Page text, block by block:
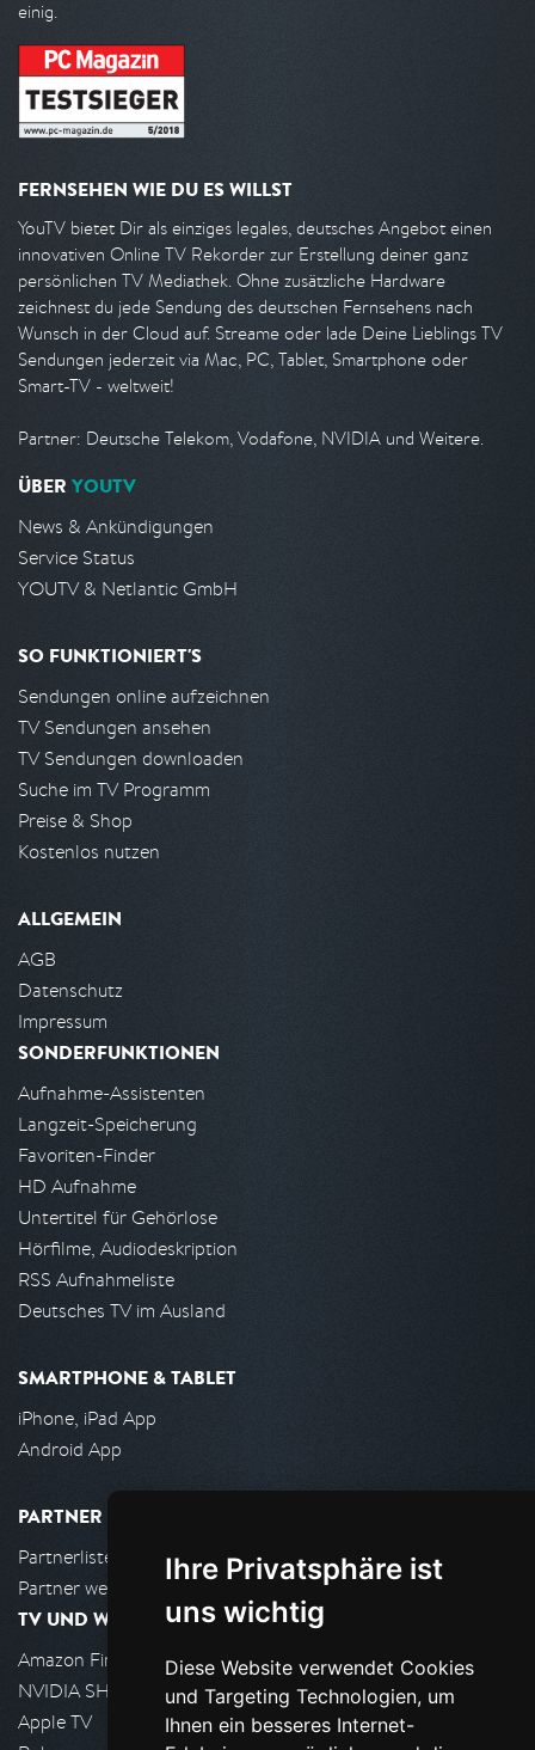
Ihre Privatsphäre ist
uns wichtig
Diese Website verwendet Cookies
und Targeting Technologien, um
Ihnen ein besseres Internet-
einig.
FERNSEHEN WIE DU ES WILLST
YouTV bietet Dir als einziges legales, deutsches Angebot einen
innovativen Online TV Rekorder zur Erstellung deiner ganz
persönlichen TV Mediathek. Ohne zusätzliche Hardware
zeichnest du jede Sendung des deutschen Fernsehens nach
Wunsch in der Cloud auf. Streame oder lade Deine Lieblings TV
Sendungen jederzeit via Mac, PC, Tablet, Smartphone oder
Smart-TV - weltweit!
Partner: Deutsche Telekom, Vodafone, NVIDIA und Weitere.
ÜBER YOUTV
News & Ankündigungen
Service Status
YOUTV & Netlantic GmbH
SO FUNKTIONIERT'S
Sendungen online aufzeichnen
TV Sendungen ansehen
TV Sendungen downloaden
Suche im TV Programm
Preise & Shop
Kostenlos nutzen
ALLGEMEIN
AGB
Datenschutz
Impressum
SONDERFUNKTIONEN
Aufnahme-Assistenten
Langzeit-Speicherung
Favoriten-Finder
HD Aufnahme
Untertitel für Gehörlose
Hörfilme, Audiodeskription
RSS Aufnahmeliste
Deutsches TV im Ausland
SMARTPHONE & TABLET
iPhone, iPad App
Android App
PARTNER
Partnerliste
Partner werden
TV UND WOHNZIMMER
Amazon FireTV
NVIDIA SHIELD, Google TV
Apple TV